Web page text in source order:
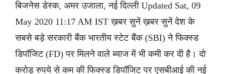
बिजनेस डेस्क, अमर उजाला, नई दिल्ली Updated Sat, 09
May 2020 11:17 AM IST ख़बर सुनें ख़बर सुनें देश के
सबसे बड़े सरकारी बैंक भारतीय स्टेट बैंक (SBI) ने फिक्स्ड
डिपॉजिट (FD) पर मिलने वाले ब्याज में भी कमी कर दी है। दो
करोड़ रुपये से कम की फिक्स्ड डिपॉजिट पर एसबीआई की नई